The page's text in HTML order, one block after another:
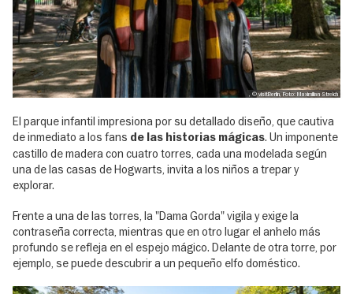
, © visitBerlin, Foto: Maximilian Streich
El parque infantil impresiona por su detallado diseño, que cautiva
de inmediato a los fans de las historias mágicas. Un imponente
castillo de madera con cuatro torres, cada una modelada según
una de las casas de Hogwarts, invita a los niños a trepar y
explorar.
Frente a una de las torres, la "Dama Gorda" vigila y exige la
contraseña correcta, mientras que en otro lugar el anhelo más
profundo se refleja en el espejo mágico. Delante de otra torre, por
ejemplo, se puede descubrir a un pequeño elfo doméstico.